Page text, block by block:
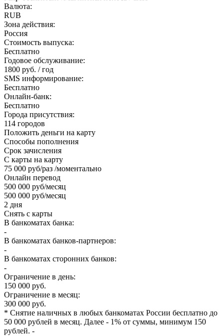
Валюта:
RUB
Зона действия:
Россия
Стоимость выпуска:
Бесплатно
Годовое обслуживание:
1800 руб. / год
SMS информирование:
Бесплатно
Онлайн-банк:
Бесплатно
Города присутствия:
114 городов
Положить деньги на карту
Способы пополнения
Срок зачисления
С карты на карту
75 000 руб/раз /моментально
Онлайн перевод
500 000 руб/месяц
500 000 руб/месяц
2 дня
Снять с карты
В банкоматах банка:
-
В банкоматах банков-партнеров:
-
В банкоматах сторонних банков:
-
Ограничение в день:
150 000 руб.
Ограничение в месяц:
300 000 руб.
* Снятие наличных в любых банкоматах России бесплатно до
50 000 рублей в месяц. Далее - 1% от суммы, минимум 150
рублей. -